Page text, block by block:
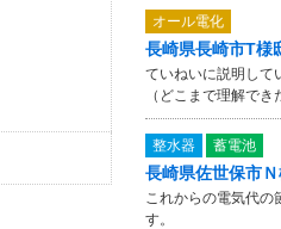
オール電化
長崎県長崎市T様
ていねいに説明して
（どこまで理解で
整水器 蓄電池
長崎県佐世保市
これからの電気代の
す。